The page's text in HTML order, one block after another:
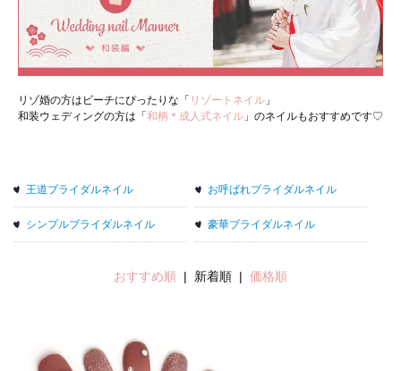
リゾ婚の方はビーチにぴったりな「 リゾートネイル 」
和装ウェディングの方は「 和柄＊成人式ネイル 」のネイルもおすすめです♡
王道ブライダルネイル お呼ばれブライダルネイル
シンプルブライダルネイル 豪華ブライダルネイル
おすすめ順 | 新着順 | 価格順